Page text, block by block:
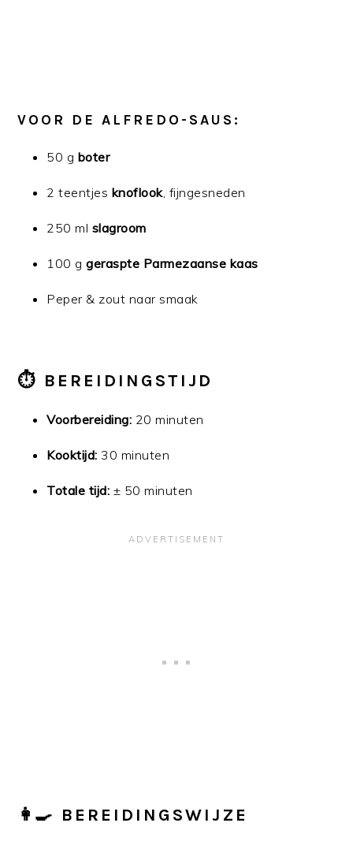
VOOR DE ALFREDO-SAUS:
50 g boter
2 teentjes knoflook, fijngesneden
250 ml slagroom
100 ggeraspte Parmezaanse kaas
Peper & zout naar smaak
⏱️ BEREIDINGSTIJD
Voorbereiding: 20 minuten
Kooktijd: 30 minuten
Totale tijd: ± 50 minuten
👩‍🍳 BEREIDINGSWIJZE